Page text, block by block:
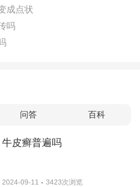
成点状
吗
问答 百科
牛皮癣普遍吗
2024-09-11 3423次浏览